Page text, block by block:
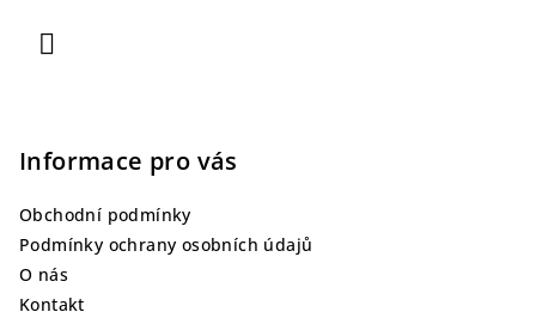
Informace pro vás
Obchodní podmínky
Podmínky ochrany osobních údajů
O nás
Kontakt